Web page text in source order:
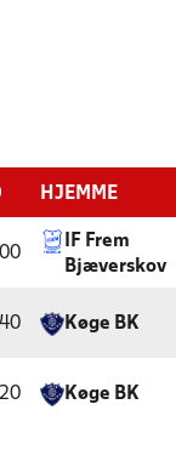
HJEMME
IF Frem
Bjæverskov
Køge BK
Køge BK